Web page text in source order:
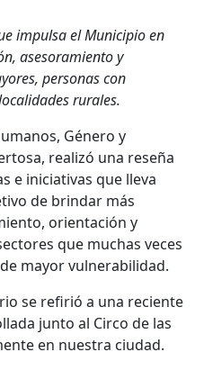
impulsa el Municipio en
asesoramiento y
personas con
rurales.
Género y
realizó una reseña
e iniciativas que lleva
de brindar más
orientación y
que muchas veces
mayor vulnerabilidad.
se refirió a una reciente
junto al Circo de las
en nuestra ciudad.